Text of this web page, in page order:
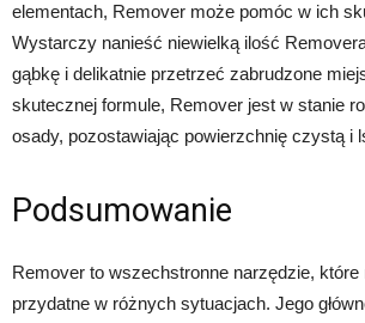
elementach, Remover może pomóc w ich
Wystarczy nanieść niewielką ilość
gąbkę i delikatnie przetrzeć zabrudzone
skutecznej formule, Remover jest w stanie
osady, pozostawiając powierzchnię czystą i
Podsumowanie
Remover to wszechstronne narzędzie,
przydatne w różnych sytuacjach. Jego